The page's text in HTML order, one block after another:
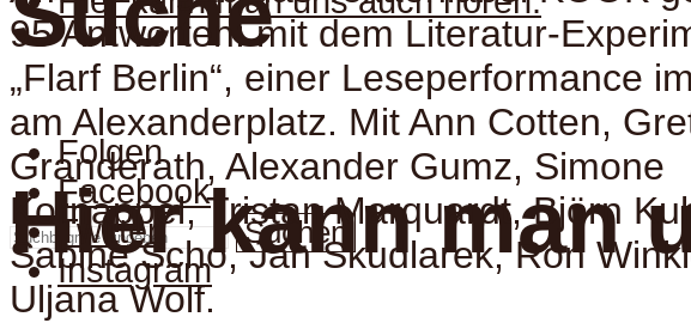
Suchen
Hier kann man
Folgen
Facebook
Twitter
Instagram
95 Antworten: mit dem Literatur-
„Flarf Berlin“, einer Leseperformance
am Alexanderplatz. Mit Ann Cotten,
Granderath, Alexander Gumz, Simone
Kornappel, Tristan Marquardt, Björn
Sabine Scho, Jan Skudlarek, Ron
Uljana Wolf.